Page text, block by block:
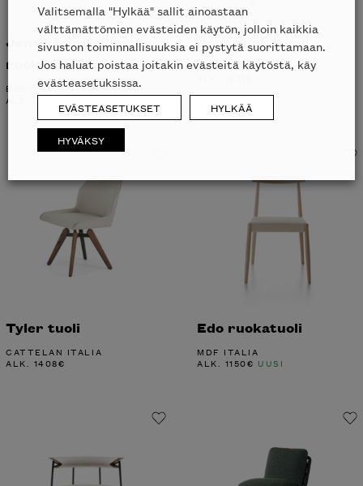
Jens käsinojallinen
ruokatuoli
B&B ITALIA
ALK. 1409€
Jens ruokatuoli
B&B ITALIA
Tyler tuoli
CATTELAN ITALIA
ALK. 1408€
Edo ruokatuoli
MDF ITALIA
ALK. 1150€ UUSI
Valitsemalla "Hylkää" sallit ainoastaan
välttämättömien evästeiden käytön, jolloin kaikkia
sivuston toiminnallisuuksia ei pystytä suorittamaan.
Jos haluat poistaa joitakin evästeitä käytöstä, käy
evästeasetuksissa.
EVÄSTEASETUKSET HYLKÄÄ
HYVÄKSY